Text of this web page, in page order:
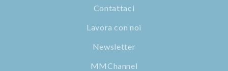
Contattaci
Lavora con noi
Newsletter
MMChannel